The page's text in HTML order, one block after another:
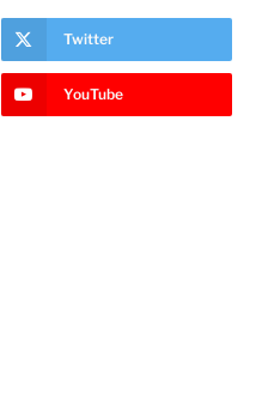
Twitter
YouTube